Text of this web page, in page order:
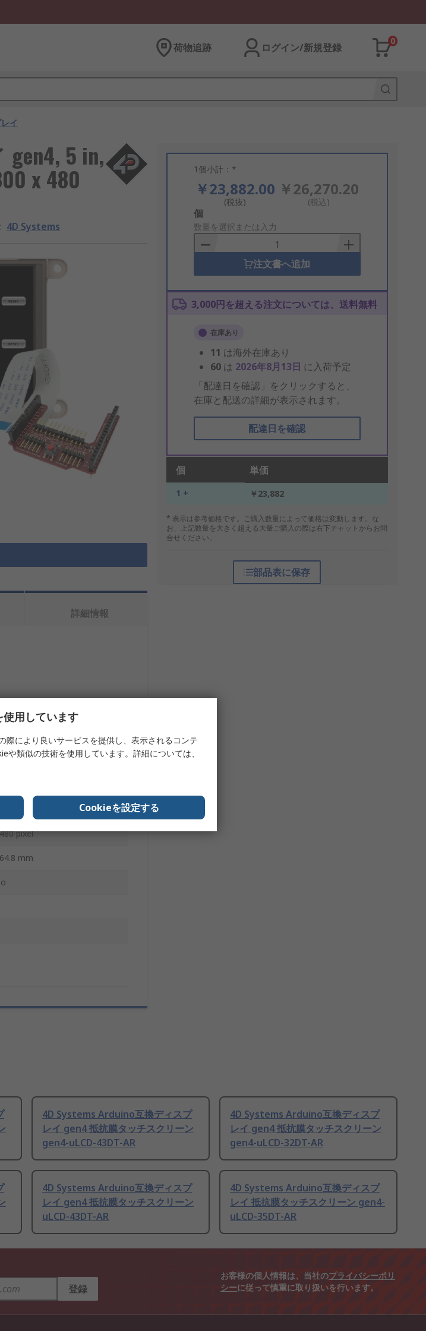
荷物追跡 ログイン/新規登録
0
イ
gen4, 5 in,
x 480
: 4D Systems
1個小計：*
￥23,882.00
(税抜)
￥26,270.20
(税込)
Add
to
Basket
個
数量を選択または入力
注文書へ追加
3,000円を超える注文については、送料無料
在庫あり
11 は海外在庫あり
60 は 2026年8月13日 に入荷予定
「配達日を確認」をクリックすると、
在庫と配送の詳細が表示されます。
配達日を確認
個 単価
1 + ￥23,882
* 表示は参考価格です。ご購入数量によって価格は変動します。な
お、上記数量を大きく超える大量ご購入の際は右下チャットからお問
合せください。
部品表に保存
詳細情報
互換ディスプレイ
93.8 x 8.2 mm
pixel
mm
4D Systems Arduino互換ディスプ
レイ gen4 抵抗膜タッチスクリーン
gen4-uLCD-43DT-AR
4D Systems Arduino互換ディスプ
レイ gen4 抵抗膜タッチスクリーン
gen4-uLCD-32DT-AR
4D Systems Arduino互換ディスプ
レイ gen4 抵抗膜タッチスクリーン
uLCD-43DT-AR
4D Systems Arduino互換ディスプ
レイ 抵抗膜タッチスクリーン gen4-
uLCD-35DT-AR
登録
お客様の個人情報は、当社のプライバシーポリ
シーに従って慎重に取り扱いを行います。
用しています
際により良いサービスを提供し、表示されるコンテ
や類似の技術を使用しています。詳細については、
Cookieを設定する